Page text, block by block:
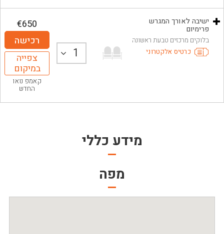
ישיבה לאורך המגרש
פרימיום
בלוקים מרכזים טבעת ראשונה
כרטיס אלקטרוני
1
€650
רכישה
צפייה
במיקום
קאמפ נואו
החדש
מידע כללי
מפה